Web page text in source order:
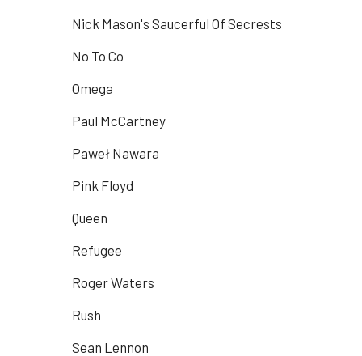
Nick Mason's Saucerful Of Secrests
No To Co
Omega
Paul McCartney
Paweł Nawara
Pink Floyd
Queen
Refugee
Roger Waters
Rush
Sean Lennon